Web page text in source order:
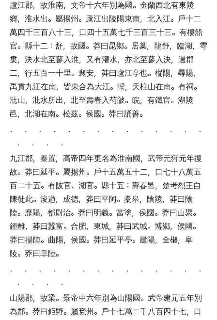
廬江郡， 故淮南， 文帝十六年別為國。 金蘭西北有東陵
鄉， 淮水出。 屬揚州 。 廬江出陵陽東南， 北入江。 戶十二
萬四千三百八十三， 口四十五萬七千三百三十三。 有樓船
官。 縣十二 ： 舒， 故國。 莽曰昆鄉。 居巢， 龍舒， 臨湖， 雩
婁， 決水北至蓼入淮， 又有灌水， 亦北至蓼入決， 過郡
二， 行五百一十里。 襄安， 莽曰廬江亭也。 樅陽， 尋陽，
禹貢九江在南， 皆東合為大江。 灊， 天柱山在南。 有祠。
沘山， 沘水所出， 北至壽春入芍陂。 睆， 有鐵官。 湖陵
邑， 北湖在南。 松茲。 侯國。 莽曰誦善。
． ． ． ． ． ． ． ． ． ． ． ． ． ．
． ． ． ．
九江郡， 秦置， 高帝四年更名為淮南國， 武帝元狩元年復
故。 莽曰延平。 屬揚州 。 戶十五萬五十二， 口七十八萬五
百二十五。 有陂官、 湖官。 縣十五 ： 壽春邑， 楚考烈王自
陳徙此。 浚遒， 成德， 莽曰平阿。 橐皋， 陰陵， 莽曰陰
陸。 歷陽， 都尉治。 莽曰明義。 當塗， 侯國。 莽曰山聚。
鍾離， 莽曰蠶富。 合肥， 東城， 莽曰武城。 博鄉， 侯國。
莽曰揚陸。 曲陽， 侯國。 莽曰延平亭。 建陽， 全椒， 阜
陵。 莽曰阜陸。
． ． ． ． ． ． ． ． ． ． ． ． ． ．
． ． ． ．
山陽郡， 故梁。 景帝中六年別為山陽國。 武帝建元五年別
為郡。 莽曰鉅野。 屬兗州 。 戶十七萬二千八百四十七， 口